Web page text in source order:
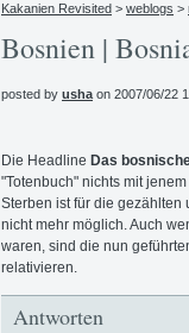
Kakanien Revisited > weblogs >
Bosnien |
posted by usha on 2007/06/22
Die Headline Das
"Totenbuch" nichts mit
Sterben ist für die
nicht mehr möglich. Auch
waren, sind die nun
relativieren.
Antworten